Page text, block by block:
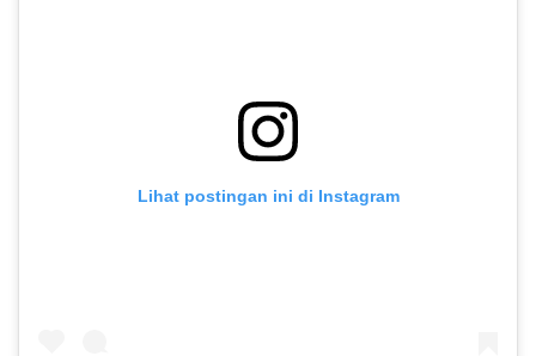
Lihat postingan ini di Instagram